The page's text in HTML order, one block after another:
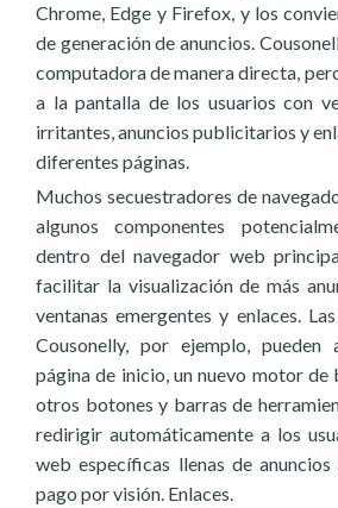
Chrome, Edge y Firefox, y los
de generación de anuncios.
computadora de manera directa,
a la pantalla de los usuarios con
irritantes, anuncios publicitarios y
diferentes páginas.
Muchos secuestradores de
algunos componentes
dentro del navegador web
facilitar la visualización de más
ventanas emergentes y enlaces.
Cousonelly, por ejemplo, pueden
página de inicio, un nuevo motor de
otros botones y barras de
redirigir automáticamente a los
web específicas llenas de
pago por visión. Enlaces.